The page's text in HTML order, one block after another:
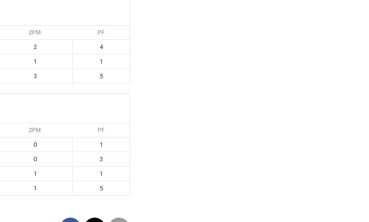
2PM PF
2
4
1
1
3 5
2PM PF
0
1
0
3
1
1
1 5